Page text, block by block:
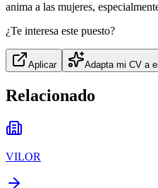
anima a las mujeres,
¿Te interesa este puesto?
Aplicar Adapta mi CV a
Relacionado
VILOR